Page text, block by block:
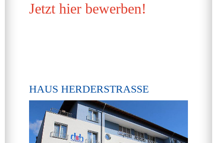
Jetzt hier bewerben!
HAUS HERDERSTRASSE